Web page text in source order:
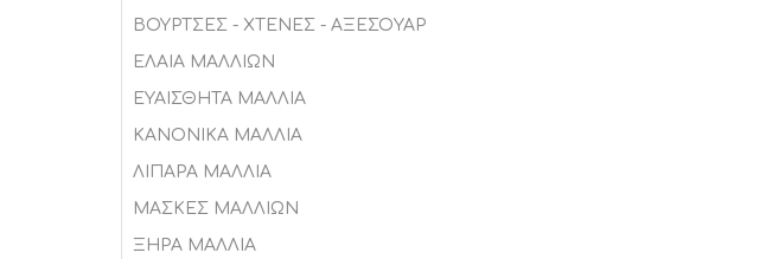
ΒΟΥΡΤΣΕΣ - ΧΤΕΝΕΣ - ΑΞΕΣΟΥΑΡ
ΕΛΑΙΑ ΜΑΛΛΙΩΝ
ΕΥΑΙΣΘΗΤΑ ΜΑΛΛΙΑ
ΚΑΝΟΝΙΚΑ ΜΑΛΛΙΑ
ΛΙΠΑΡΑ ΜΑΛΛΙΑ
ΜΑΣΚΕΣ ΜΑΛΛΙΩΝ
ΞΗΡΑ ΜΑΛΛΙΑ